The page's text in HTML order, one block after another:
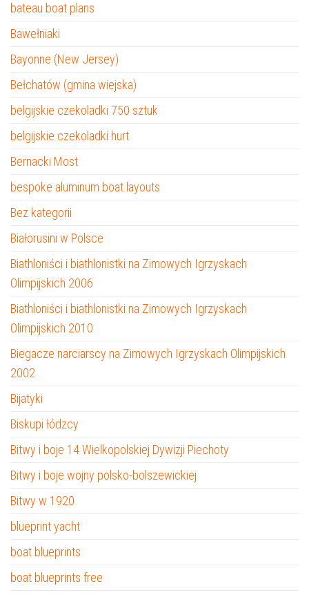
bateau boat plans
Bawełniaki
Bayonne (New Jersey)
Bełchatów (gmina wiejska)
belgijskie czekoladki 750 sztuk
belgijskie czekoladki hurt
Bernacki Most
bespoke aluminum boat layouts
Bez kategorii
Białorusini w Polsce
Biathloniści i biathlonistki na Zimowych Igrzyskach
Olimpijskich 2006
Biathloniści i biathlonistki na Zimowych Igrzyskach
Olimpijskich 2010
Biegacze narciarscy na Zimowych Igrzyskach Olimpijskich
2002
Bijatyki
Biskupi łódzcy
Bitwy i boje 14 Wielkopolskiej Dywizji Piechoty
Bitwy i boje wojny polsko-bolszewickiej
Bitwy w 1920
blueprint yacht
boat blueprints
boat blueprints free